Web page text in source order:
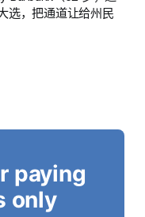
选，把通道让给州民
paying
only